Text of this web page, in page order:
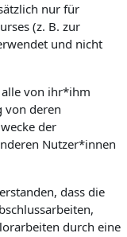
nur für
(z. B. zur
und nicht
von ihr*ihm
von deren
der
Nutzer*innen
dass die
durch eine